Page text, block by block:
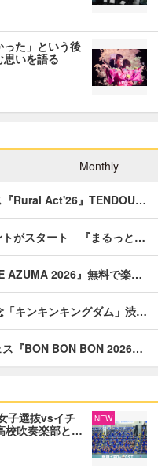
た」という後
いを語る
Monthly
『Rural Act'26』TENDOU…
トがスタート 『まるっと…
AZUMA 2026』無料で楽…
「キンキンキングダム」渋…
ス『BON BON BON 2026…
子選抜vsイチ
校吹奏楽部と…
NEW